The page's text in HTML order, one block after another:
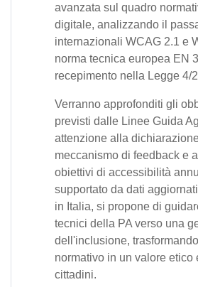
avanzata sul quadro
digitale, analizzando il
internazionali WCAG 2.1 e
norma tecnica europea EN
recepimento nella Legge 4/
Verranno approfonditi gli
previsti dalle Linee Guida
attenzione alla
meccanismo di feedback e
obiettivi di accessibilità
supportato da dati
in Italia, si propone di
tecnici della PA verso una
dell'inclusione,
normativo in un valore etico
cittadini.